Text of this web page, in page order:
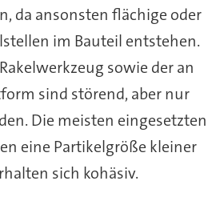
da ansonsten flächige oder
im Bauteil entstehen.
sowie der an
sind störend, aber nur
Die meisten eingesetzten
eine Partikelgröße kleiner
sich kohäsiv.